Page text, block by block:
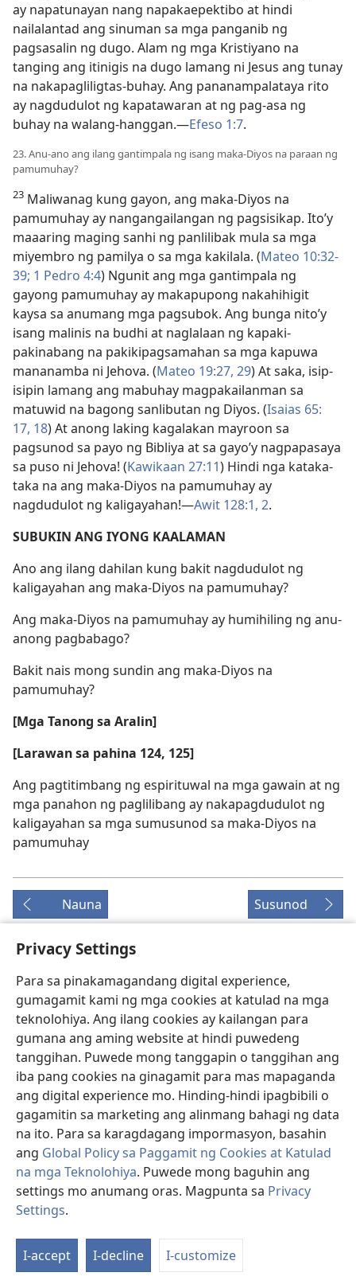
Privacy Settings
Para sa pinakamagandang digital experience,
gumagamit kami ng mga cookies at katulad na mga
teknolohiya. Ang ilang cookies ay kailangan para
gumana ang aming website at hindi puwedeng
tanggihan. Puwede mong tanggapin o tanggihan ang
iba pang cookies na ginagamit para mas mapaganda
ang digital experience mo. Hinding-hindi ipagbibili o
gagamitin sa marketing ang alinmang bahagi ng data
na ito. Para sa karagdagang impormasyon, basahin
ang Global Policy sa Paggamit ng Cookies at Katulad
na mga Teknolohiya. Puwede mong baguhin ang
settings mo anumang oras. Magpunta sa Privacy
Settings.
I-accept I-decline I-customize
ay napatunayan nang napakaepektibo at hindi
nailalantad ang sinuman sa mga panganib ng
pagsasalin ng dugo. Alam ng mga Kristiyano na
tanging ang itinigis na dugo lamang ni Jesus ang tunay
na nakapagliligtas-buhay. Ang pananampalataya rito
ay nagdudulot ng kapatawaran at ng pag-asa ng
buhay na walang-hanggan.​—Efeso 1:7.
23. Anu-ano ang ilang gantimpala ng isang maka-Diyos na paraan ng
pamumuhay?
23 Maliwanag kung gayon, ang maka-Diyos na
pamumuhay ay nangangailangan ng pagsisikap. Ito’y
maaaring maging sanhi ng panlilibak mula sa mga
miyembro ng pamilya o sa mga kakilala. (Mateo 10:​32-
39; 1 Pedro 4:4) Ngunit ang mga gantimpala ng
gayong pamumuhay ay makapupong nakahihigit
kaysa sa anumang mga pagsubok. Ang bunga nito’y
isang malinis na budhi at naglalaan ng kapaki-
pakinabang na pakikipagsamahan sa mga kapuwa
mananamba ni Jehova. (Mateo 19:​27, 29) At saka, isip-
isipin lamang ang mabuhay magpakailanman sa
matuwid na bagong sanlibutan ng Diyos. (Isaias 65:​
17, 18) At anong laking kagalakan mayroon sa
pagsunod sa payo ng Bibliya at sa gayo’y nagpapasaya
sa puso ni Jehova! (Kawikaan 27:11) Hindi nga kataka-
taka na ang maka-Diyos na pamumuhay ay
nagdudulot ng kaligayahan!​—Awit 128:​1, 2.
SUBUKIN ANG IYONG KAALAMAN
Ano ang ilang dahilan kung bakit nagdudulot ng
kaligayahan ang maka-Diyos na pamumuhay?
Ang maka-Diyos na pamumuhay ay humihiling ng anu-
anong pagbabago?
Bakit nais mong sundin ang maka-Diyos na
pamumuhay?
[Mga Tanong sa Aralin]
[Larawan sa pahina 124, 125]
Ang pagtitimbang ng espirituwal na mga gawain at ng
mga panahon ng paglilibang ay nakapagdudulot ng
kaligayahan sa mga sumusunod sa maka-Diyos na
pamumuhay
Nauna Susunod
OPSIYON SA PAGDA-
DOWNLOAD
Opsiyon
sa
pagda-
download
ng
publikasyon
Ang
Kaalaman
JW.ORG®/ OPISYAL NA WEBSITE NG MGA SAKSI NI JEHOVA